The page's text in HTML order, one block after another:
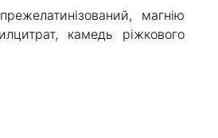
магнію
камедь ріжкового